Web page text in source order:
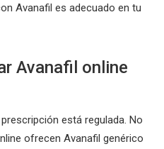
Avanafil es adecuado en tu
Avanafil online
está regulada. No
ofrecen Avanafil genérico